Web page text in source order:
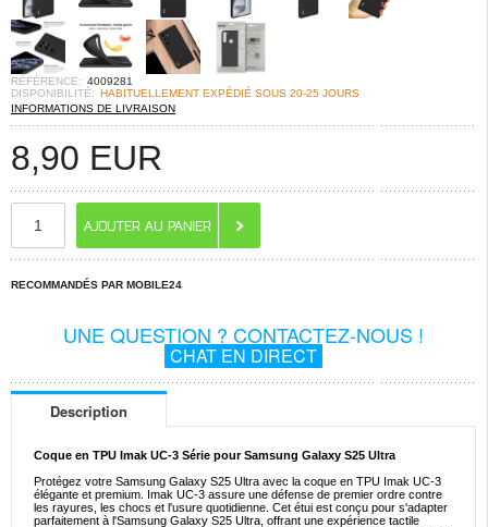
RÉFÉRENCE: 4009281
DISPONIBILITÉ: HABITUELLEMENT EXPÉDIÉ SOUS 20-25 JOURS
INFORMATIONS DE LIVRAISON
8,90 EUR
RECOMMANDÉS PAR MOBILE24
UNE QUESTION ? CONTACTEZ-NOUS !
CHAT EN DIRECT
Description
Coque en TPU Imak UC-3 Série pour Samsung Galaxy S25 Ultra
Protégez votre Samsung Galaxy S25 Ultra avec la coque en TPU Imak UC-3
élégante et premium. Imak UC-3 assure une défense de premier ordre contre
les rayures, les chocs et l'usure quotidienne. Cet étui est conçu pour s'adapter
parfaitement à l'Samsung Galaxy S25 Ultra, offrant une expérience tactile